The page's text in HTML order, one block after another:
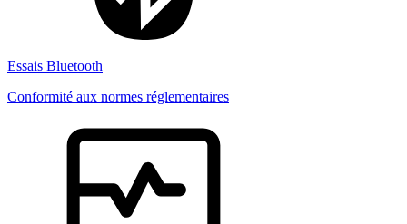
Essais Bluetooth
Conformité aux normes réglementaires